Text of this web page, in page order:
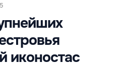
иконостас